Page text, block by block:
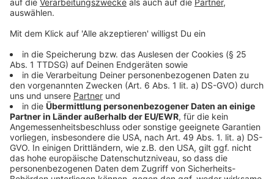
Weihnachtsmärkten
Leverkusen: Zeugensuche nach Unfall auf Willy-Brand-
Leverkusen: Steigende Nachfrage für das
Fahrradparkhaus
Anzeige